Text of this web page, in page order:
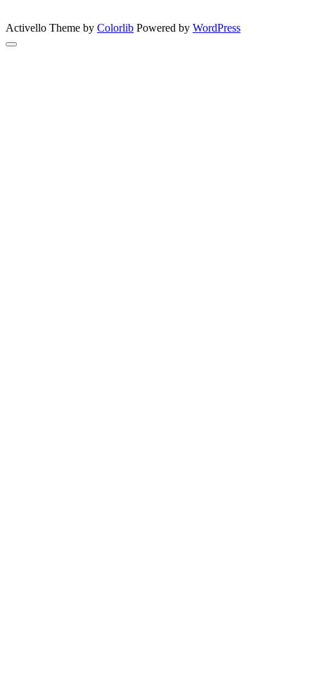
Activello Theme by Colorlib Powered by WordPress